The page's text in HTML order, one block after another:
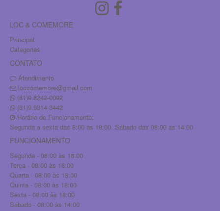
LOC & COMEMORE
Principal
Categorias
CONTATO
Atendimento
loccomemore@gmail.com
(81)9.8242-0092
(81)9.9314-3442
Horário de Funcionamento:
Segunda a sexta das 8:00 as 18:00. Sábado das 08:00 as 14:00
FUNCIONAMENTO
Segunda - 08:00 às 18:00
Terça - 08:00 às 18:00
Quarta - 08:00 às 18:00
Quinta - 08:00 às 18:00
Sexta - 08:00 às 18:00
Sábado - 08:00 às 14:00